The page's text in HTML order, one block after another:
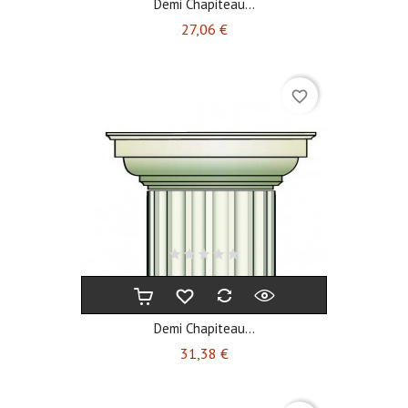
Demi Chapiteau...
27,06 €Prix
Demi Chapiteau...
31,38 €Prix
favorite_border